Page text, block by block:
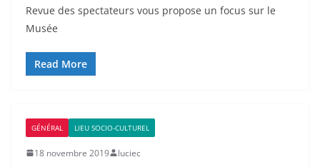
Revue des spectateurs vous propose un focus sur le
Musée
Read More
GÉNÉRAL LIEU SOCIO-CULTUREL
18 novembre 2019 luciec